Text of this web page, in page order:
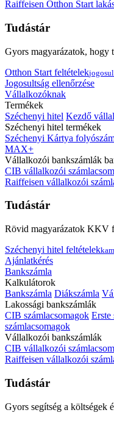
Raiffeisen Otthon Start
Tudástár
Gyors magyarázatok, hogy
Otthon Start feltételek
Jogosultság ellenőrzése
Vállalkozóknak
Termékek
Széchenyi hitel Kezdő
Széchenyi hitel termékek
Széchenyi Kártya
MAX+
Vállalkozói bankszámlák
CIB vállalkozói
Raiffeisen vállalkozói
Tudástár
Rövid magyarázatok KKV
Széchenyi hitel feltételek
Ajánlatkérés
Bankszámla
Kalkulátorok
Bankszámla Diákszámla
Lakossági bankszámlák
CIB számlacsomagok Erste
számlacsomagok
Vállalkozói bankszámlák
CIB vállalkozói
Raiffeisen vállalkozói
Tudástár
Gyors segítség a költségek